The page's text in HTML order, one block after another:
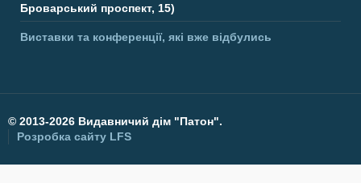
Броварський проспект, 15)
Виставки та конференції, які вже відбулись
© 2013-2026 Видавничий дім "Патон".
Розробка сайту LFS